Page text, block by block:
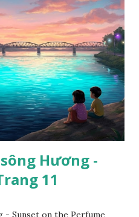
Hương -
11
- Sunset on the Perfume